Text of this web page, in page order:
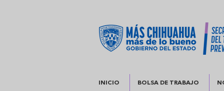
INICIO BOLSA DE TRABAJO